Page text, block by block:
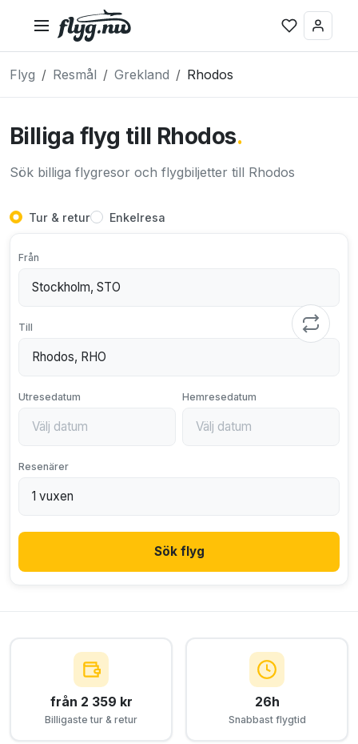
Flyg Resmål Grekland Rhodos
Billiga flyg till Rhodos.
Sök billiga flygresor och flygbiljetter till Rhodos
Tur & retur Enkelresa
Från
Till
Utresedatum Hemresedatum
Resenärer
Sök flyg
från 2 359 kr
Billigaste tur & retur
26h
Snabbast flygtid